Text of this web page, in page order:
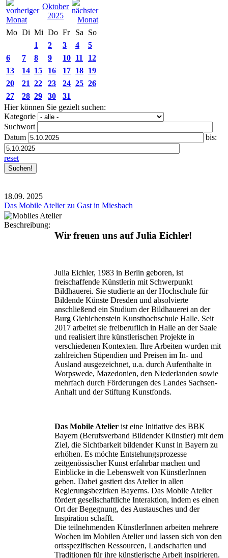
Oktober
2025
Mo Di Mi Do Fr Sa So
1
2 3 4
5
6
7 8 9 10 11
12
13
14 15 16 17 18 19
20
21 22 23 24 25 26
27
28 29 30
31
Hier können Sie gezielt suchen:
Kategorie
Suchwort
Datum
bis:
reset
18.09. 2025
Das Mobile Atelier zu Gast in Miesbach
Beschreibung:
Wir freuen uns auf Julia Eichler!
Julia Eichler, 1983 in Berlin geboren, ist
freischaffende Künstlerin mit Schwerpunkt
Bildhauerei. Sie studierte an der Hochschule für
Bildende Künste Dresden und absolvierte
anschließend ein Studium der Bildhauerei an der
Burg Giebichenstein Kunsthochschule Halle. Seit
2017 arbeitet sie freiberuflich in Halle an der Saale
und realisiert ihre künstlerischen Projekte in
verschiedenen Kontexten. Ihre Arbeiten wurden mit
zahlreichen Stipendien und Preisen im In- und
Ausland ausgezeichnet, u.a. durch Aufenthalte in
Worpswede, Mazedonien, den Niederlanden sowie
mehrfach durch Förderungen des Landes Sachsen-
Anhalt und der Stiftung Kunstfonds.
Das Mobile Atelier ist eine Initiative des BBK
Bayern (Berufsverband Bildender Künstler) mit dem
Ziel, die Sichtbarkeit bildender Kunst in Bayern zu
erhöhen. Es möchte Entstehungsprozesse
zeitgenössischer Kunst erfahrbar machen und
Einblicke in die Lebenswelt von KünstlerInnen
geben. Dabei gastiert das Atelier in allen
Regierungsbezirken Bayerns. Das Mobile Atelier
fördert gesellschaftliche Interaktion, indem es einen
Ort der Begegnung, des Austausches und der
Inspiration schafft.
Die teilnehmenden KünstlerInnen arbeiten mehrere
Wochen im Mobilen Atelier und lassen sich von den
ortsspezifischen Ressourcen, Landschaften und
Traditionen für ihre künstlerische Arbeit inspirieren.